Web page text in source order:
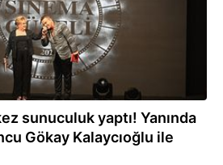
sunuculuk yaptı! Yanında
Gökay Kalaycıoğlu ile